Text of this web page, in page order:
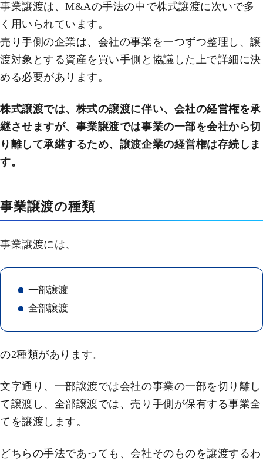
事業譲渡は、M&Aの手法の中で株式譲渡に次いで多
く用いられています。
売り手側の企業は、会社の事業を一つずつ整理し、譲
渡対象とする資産を買い手側と協議した上で詳細に決
める必要があります。
株式譲渡では、株式の譲渡に伴い、会社の経営権を承
継させますが、事業譲渡では事業の一部を会社から切
り離して承継するため、譲渡企業の経営権は存続しま
す。
事業譲渡の種類
事業譲渡には、
一部譲渡
全部譲渡
の2種類があります。
文字通り、一部譲渡では会社の事業の一部を切り離し
て譲渡し、全部譲渡では、売り手側が保有する事業全
てを譲渡します。
どちらの手法であっても、会社そのものを譲渡するわ